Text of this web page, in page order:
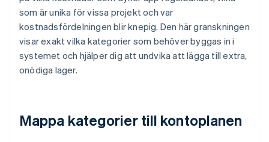
som är unika för vissa projekt och var
kostnadsfördelningen blir knepig. Den här granskningen
visar exakt vilka kategorier som behöver byggas in i
systemet och hjälper dig att undvika att lägga till extra,
onödiga lager.
Mappa kategorier till kontoplanen